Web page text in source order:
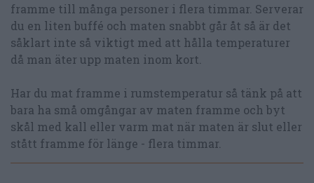
framme till många personer i flera timmar. Serverar
du en liten buffé och maten snabbt går åt så är det
såklart inte så viktigt med att hålla temperaturer
då man äter upp maten inom kort.
Har du mat framme i rumstemperatur så tänk på att
bara ha små omgångar av maten framme och byt
skål med kall eller varm mat när maten är slut eller
stått framme för länge - flera timmar.